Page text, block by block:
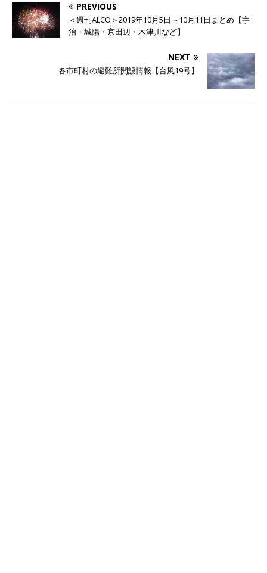
PREVIOUS
＜週刊ALCO＞2019年10月5日～10月11日まとめ【宇
治・城陽・京田辺・木津川など】
NEXT
各市町村の避難所開設情報【台風19号】